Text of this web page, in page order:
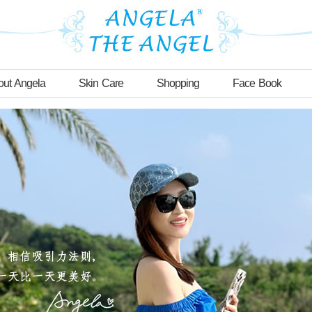
Angela Skin Care Shopping Face Book